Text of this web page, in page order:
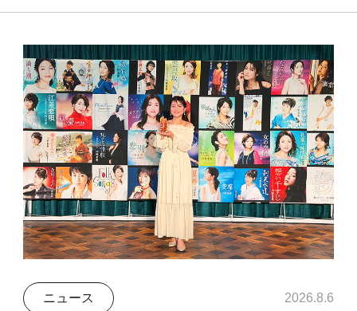
ニュース 2026.8.6